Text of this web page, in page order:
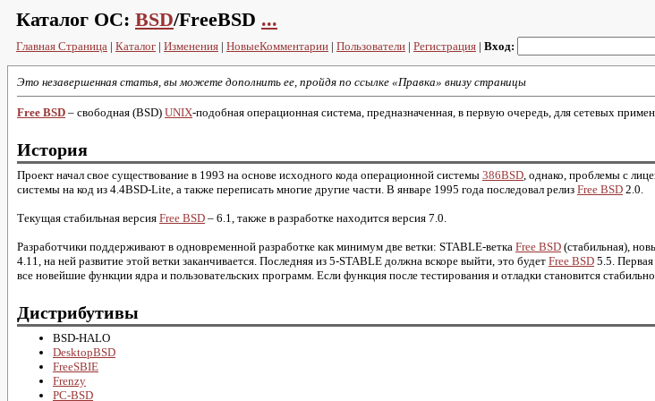
Каталог ОС: BSD/FreeBSD ...
Главная Страница | Каталог | Изменения | НовыеКомментарии | Пользователи | Регистрация | Вход:
Это незавершенная статья, вы можете дополнить ее, пройдя по ссылке «Правка» внизу страницы
Free BSD – свободная (BSD) UNIX-подобная операционная система, предназначенная, в первую очередь, для сетевых
История
Проект начал свое существование в 1993 на основе исходного кода операционной системы 386BSD, однако, проблемы с
системы на код из 4.4BSD-Lite, а также переписать многие другие части. В январе 1995 года последовал релиз Free BSD 2.0.
Текущая стабильная версия Free BSD – 6.1, также в разработке находится версия 7.0.
Разработчики поддерживают в одновременной разработке как минимум две ветки: STABLE-ветка Free BSD (стабильная),
4.11, на ней развитие этой ветки заканчивается. Последняя из 5-STABLE должна вскоре выйти, это будет Free BSD 5.5.
все новейшие функции ядра и пользовательских программ. Если функция после тестирования и отладки становится
Дистрибутивы
BSD-HALO
DesktopBSD
FreeSBIE
Frenzy
PC-BSD